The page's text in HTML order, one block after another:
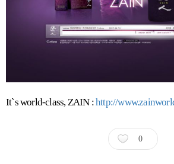
It`s world-class, ZAIN :http://
0